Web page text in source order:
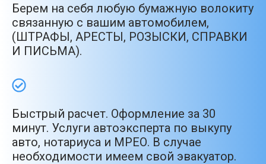
Берем на себя любую бумажную волокиту
связанную с вашим автомобилем,
(ШТРАФЫ, АРЕСТЫ, РОЗЫСКИ, СПРАВКИ
И ПИСЬМА).
Быстрый расчет. Оформление за 30
минут. Услуги автоэксперта по выкупу
авто, нотариуса и МРЕО. В случае
необходимости имеем свой эвакуатор.